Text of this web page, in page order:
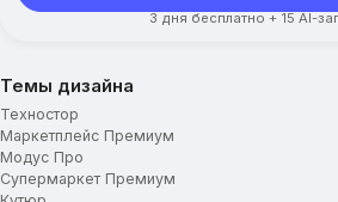
3 дня бесплатно + 15 AI-
Темы дизайна
Техностор
Маркетплейс Премиум
Модус Про
Супермаркет Премиум